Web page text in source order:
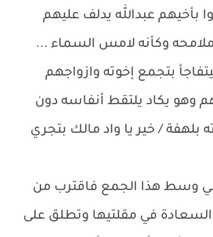
بأخيهم عبدالله يدلف عليهم
وكأنه لامس السماء ...
بتجمع إخوته وازواجهم
وهو يكاد يلتقط أنفاسه دون
/ خير يا واد مالك بتجري
في وسط هذا الجمع فاقترب من
في مقلتيها وتطلق على